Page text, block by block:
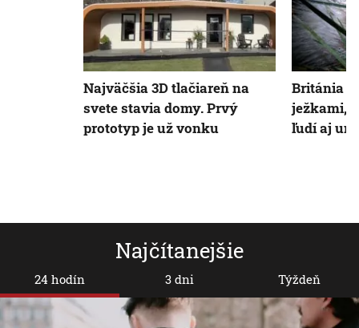
Najčítanejšie
24 hodín 3 dni Týždeň
Najväčšia 3D tlačiareň na
svete stavia domy. Prvý
prototyp je už vonku
Británia
ježkami,
ľudí aj